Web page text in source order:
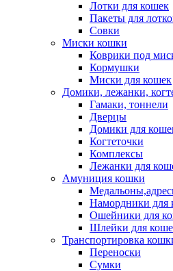
Лотки для кошек
Пакеты для
Совки
Миски кошки
Коврики под
Кормушки
Миски для кошек
Домики, лежанки,
Гамаки, тоннели
Дверцы
Домики для
Когтеточки
Комплексы
Лежанки для
Амуниция кошки
Намордники для
Ошейники для
Шлейки для
Транспортировка
Переноски
Сумки